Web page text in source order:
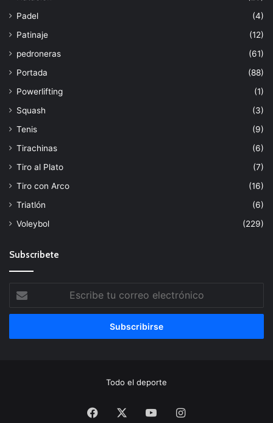
Padel
(4)
Patinaje
(12)
pedroneras
(61)
Portada
(88)
Powerlifting
(1)
Squash
(3)
Tenis
(9)
Tirachinas
(6)
Tiro al Plato
(7)
Tiro con Arco
(16)
Triatlón
(6)
Voleybol
(229)
Subscribete
tu
correo
Todo el deporte
Facebook YouTubeInstagram